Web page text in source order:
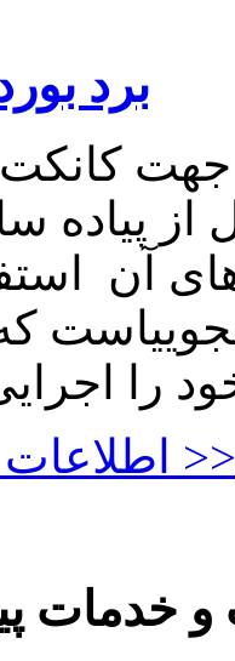
برد
جهت
پیاده
آن
اطلاعات بیشتر >>
خدمات